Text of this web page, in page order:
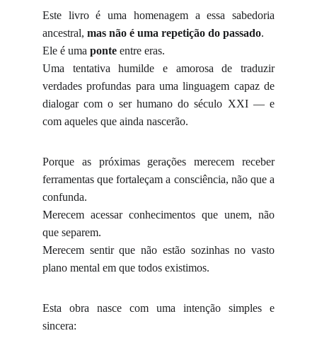
Este livro é uma homenagem a essa sabedoria
ancestral, mas não é uma repetição do passado.
Ele é uma ponte entre eras.
Uma tentativa humilde e amorosa de traduzir
verdades profundas para uma linguagem capaz de
dialogar com o ser humano do século XXI — e
com aqueles que ainda nascerão.
Porque as próximas gerações merecem receber
ferramentas que fortaleçam a consciência, não que a
confunda.
Merecem acessar conhecimentos que unem, não
que separem.
Merecem sentir que não estão sozinhas no vasto
plano mental em que todos existimos.
Esta obra nasce com uma intenção simples e
sincera: